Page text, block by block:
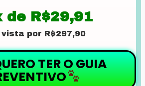
de R$29,91
vista por R$297,90
TER O GUIA